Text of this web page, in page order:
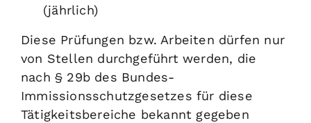
(jährlich)
Diese Prüfungen bzw. Arbeiten dürfen nur
von Stellen durchgeführt werden, die
nach § 29b des Bundes-
Immissionsschutzgesetzes für diese
Tätigkeitsbereiche bekannt gegeben